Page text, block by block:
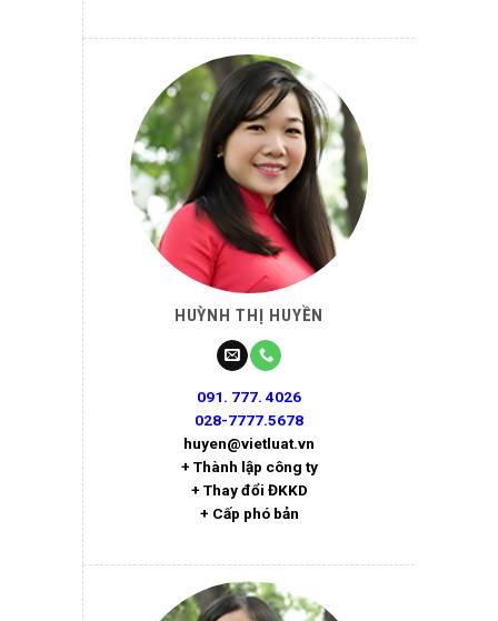
HUỲNH THỊ HUYỀN
091. 777. 4026
028-7777.5678
huyen@vietluat.vn
+ Thành lập công ty
+ Thay đổi ĐKKD
+ Cấp phó bản